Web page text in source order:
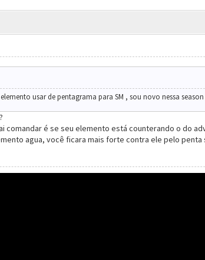
usar de pentagrama para SM , sou novo nessa
comandar é se seu elemento está counterando o do
agua, você ficara mais forte contra ele pelo